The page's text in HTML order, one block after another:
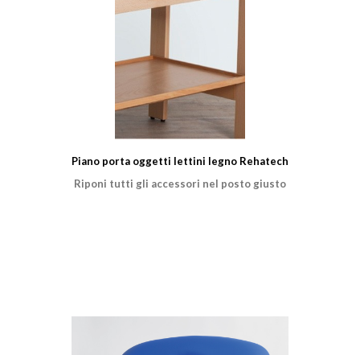
Piano porta oggetti lettini legno Rehatech
Riponi tutti gli accessori nel posto giusto